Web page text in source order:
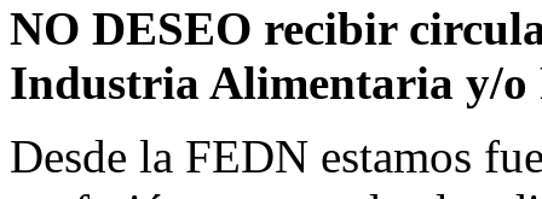
NO DESEO recibir
Industria Alimentaria y/o
Desde la FEDN estamos